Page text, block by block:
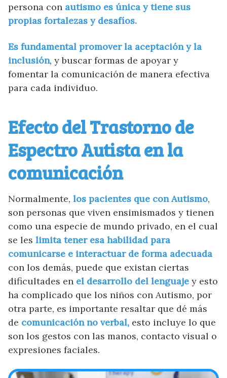
persona con autismo es única y tiene sus
propias fortalezas y desafíos.
Es fundamental promover la aceptación y la
inclusión, y buscar formas de apoyar y
fomentar la comunicación de manera efectiva
para cada individuo.
Efecto del Trastorno de
Espectro Autista en la
comunicación
Normalmente, los pacientes que con Autismo,
son personas que viven ensimismados y tienen
como una especie de mundo privado, en el cual
se les limita tener esa habilidad para
comunicarse e interactuar de forma adecuada
con los demás, puede que existan ciertas
dificultades en el desarrollo del lenguaje y esto
ha complicado que los niños con Autismo, por
otra parte, es importante resaltar que dé más
de comunicación no verbal, esto incluye lo que
son los gestos con las manos, contacto visual o
expresiones faciales.